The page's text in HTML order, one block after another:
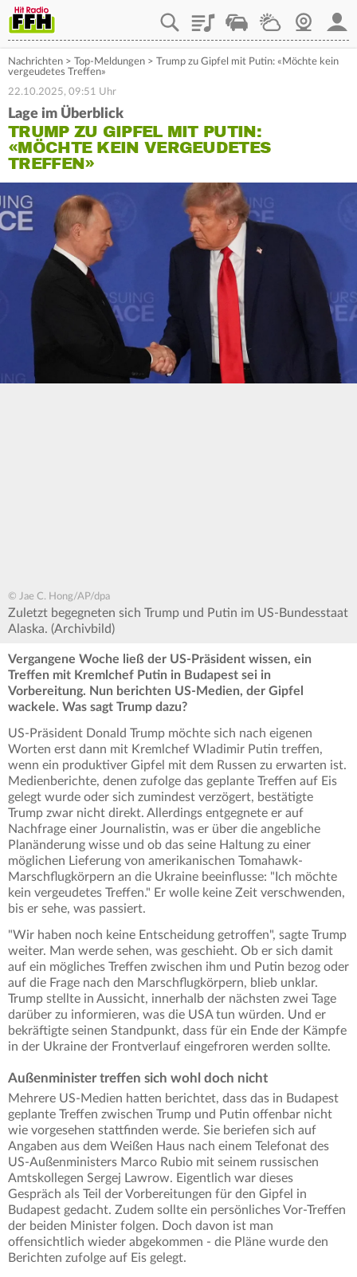
PlaylistStaupilotWetterWebcam
Nachrichten > Top-Meldungen > Trump zu Gipfel mit Putin: «Möchte kein
vergeudetes Treffen»
22.10.2025, 09:51 Uhr
Lage im Überblick
TRUMP ZU GIPFEL MIT PUTIN:
«MÖCHTE KEIN VERGEUDETES
TREFFEN»
© Jae C. Hong/AP/dpa
Zuletzt begegneten sich Trump und Putin im US-Bundesstaat
Alaska. (Archivbild)
Vergangene Woche ließ der US-Präsident wissen, ein
Treffen mit Kremlchef Putin in Budapest sei in
Vorbereitung. Nun berichten US-Medien, der Gipfel
wackele. Was sagt Trump dazu?
US-Präsident Donald Trump möchte sich nach eigenen
Worten erst dann mit Kremlchef Wladimir Putin treffen,
wenn ein produktiver Gipfel mit dem Russen zu erwarten ist.
Medienberichte, denen zufolge das geplante Treffen auf Eis
gelegt wurde oder sich zumindest verzögert, bestätigte
Trump zwar nicht direkt. Allerdings entgegnete er auf
Nachfrage einer Journalistin, was er über die angebliche
Planänderung wisse und ob das seine Haltung zu einer
möglichen Lieferung von amerikanischen Tomahawk-
Marschflugkörpern an die Ukraine beeinflusse: "Ich möchte
kein vergeudetes Treffen." Er wolle keine Zeit verschwenden,
bis er sehe, was passiert.
"Wir haben noch keine Entscheidung getroffen", sagte Trump
weiter. Man werde sehen, was geschieht. Ob er sich damit
auf ein mögliches Treffen zwischen ihm und Putin bezog oder
auf die Frage nach den Marschflugkörpern, blieb unklar.
Trump stellte in Aussicht, innerhalb der nächsten zwei Tage
darüber zu informieren, was die USA tun würden. Und er
bekräftigte seinen Standpunkt, dass für ein Ende der Kämpfe
in der Ukraine der Frontverlauf eingefroren werden sollte.
Außenminister treffen sich wohl doch nicht
Mehrere US-Medien hatten berichtet, dass das in Budapest
geplante Treffen zwischen Trump und Putin offenbar nicht
wie vorgesehen stattfinden werde. Sie beriefen sich auf
Angaben aus dem Weißen Haus nach einem Telefonat des
US-Außenministers Marco Rubio mit seinem russischen
Amtskollegen Sergej Lawrow. Eigentlich war dieses
Gespräch als Teil der Vorbereitungen für den Gipfel in
Budapest gedacht. Zudem sollte ein persönliches Vor-Treffen
der beiden Minister folgen. Doch davon ist man
offensichtlich wieder abgekommen - die Pläne wurde den
Berichten zufolge auf Eis gelegt.